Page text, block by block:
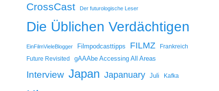
CrossCast Der futurologische Leser
Die Üblichen Verdächtigen
EinFilmVieleBlogger Filmpodcasttipps FILMZ
Frankreich
Future Revisited
gAAAbe Accessing All Areas
Interview Japan Japanuary Juli Kafka